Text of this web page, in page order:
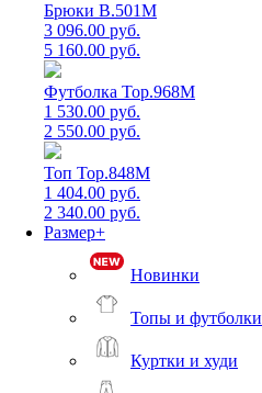
Брюки B.501M
3 096.00 руб.
5 160.00 руб.
Футболка Top.968M
1 530.00 руб.
2 550.00 руб.
Топ Top.848M
1 404.00 руб.
2 340.00 руб.
Размер+
Новинки
Топы и футболки
Куртки и худи